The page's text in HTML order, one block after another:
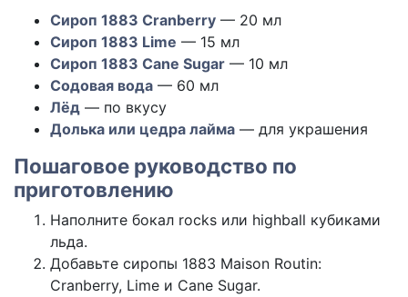
Сироп 1883 Cranberry — 20 мл
Сироп 1883 Lime — 15 мл
Сироп 1883 Cane Sugar — 10 мл
Содовая вода — 60 мл
Лёд — по вкусу
Долька или цедра лайма — для украшения
Пошаговое руководство по
приготовлению
Наполните бокал rocks или highball кубиками
льда.
Добавьте сиропы 1883 Maison Routin:
Cranberry, Lime и Cane Sugar.